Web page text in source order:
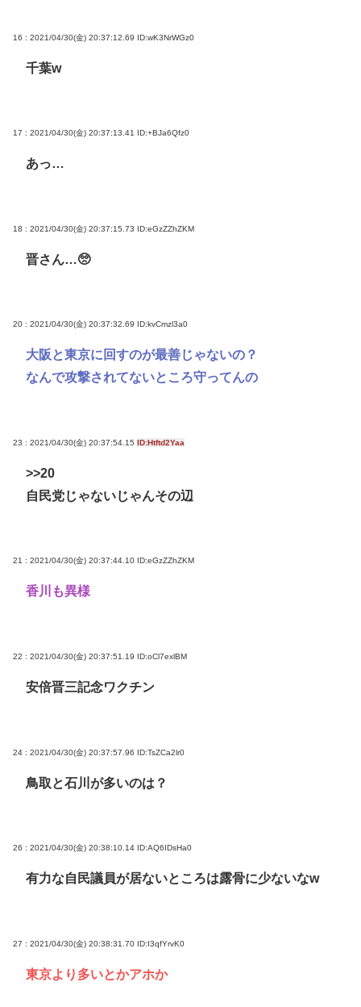
16 : 2021/04/30(金) 20:37:12.69 ID:wK3NrWGz0
千葉w
17 : 2021/04/30(金) 20:37:13.41 ID:+BJa6Qfz0
あっ…
18 : 2021/04/30(金) 20:37:15.73 ID:eGzZZhZKM
晋さん…🥺
20 : 2021/04/30(金) 20:37:32.69 ID:kvCmzl3a0
大阪と東京に回すのが最善じゃないの？
なんで攻撃されてないところ守ってんの
23 : 2021/04/30(金) 20:37:54.15 ID:Htftd2Yaa
>>20
自民党じゃないじゃんその辺
21 : 2021/04/30(金) 20:37:44.10 ID:eGzZZhZKM
香川も異様
22 : 2021/04/30(金) 20:37:51.19 ID:oCl7exlBM
安倍晋三記念ワクチン
24 : 2021/04/30(金) 20:37:57.96 ID:TsZCa2lr0
鳥取と石川が多いのは？
26 : 2021/04/30(金) 20:38:10.14 ID:AQ6IDsHa0
有力な自民議員が居ないところは露骨に少ないなw
27 : 2021/04/30(金) 20:38:31.70 ID:I3qfYrvK0
東京より多いとかアホか